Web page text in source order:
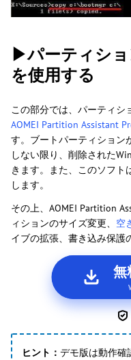
▶パーティシ
を使用する
この部分では、パーティシ
AOMEI Partition Assistant
す。ブートパーティション
しない限り、削除された
きます。また、このソフト
します。
その上、AOMEI Partition
ィションのサイズ変更、 空
イブの拡張、書き込み保護
無
ヒント： デモ版は動作確